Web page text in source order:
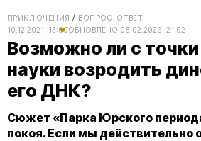
ПРИКЛЮЧЕНИЯ
ВОПРОС-ОТВЕТ
10.12.2021, 13:00ОБНОВЛЕНО 08.02.2026, 21:02
Возможно ли с точки
науки возродить
его ДНК?
Сюжет «Парка Юрского
покоя. Если мы действительно